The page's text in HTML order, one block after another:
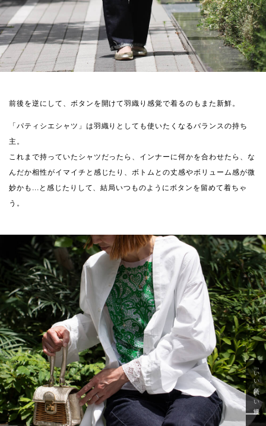
前後を逆にして、ボタンを開けて羽織り感覚で着るのもまた新鮮。
「パティシエシャツ」は羽織りとしても使いたくなるバランスの持ち
主。
これまで持っていたシャツだったら、インナーに何かを合わせたら、な
んだか相性がイマイチと感じたり、ボトムとの丈感やボリューム感が微
妙かも...と感じたりして、結局いつものようにボタンを留めて着ちゃ
う。
「いい年齢 いい洋服」